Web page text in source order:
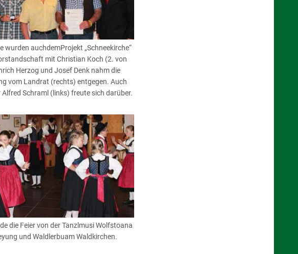
wurden auchdemProjekt „Schneekirche“
mit Christian Koch (2. von
Herzog und Josef Denk nahm die
vom Landrat (rechts) entgegen. Auch
Schraml (links) freute sich darüber.
die Feier von der Tanzlmusi Wolfstoana
und Waldlerbuam Waldkirchen.